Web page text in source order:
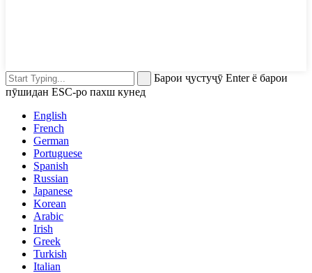
Барои ҷустуҷӯ Enter ё барои
пӯшидан ESC-ро пахш кунед
English
French
German
Portuguese
Spanish
Russian
Japanese
Korean
Arabic
Irish
Greek
Turkish
Italian